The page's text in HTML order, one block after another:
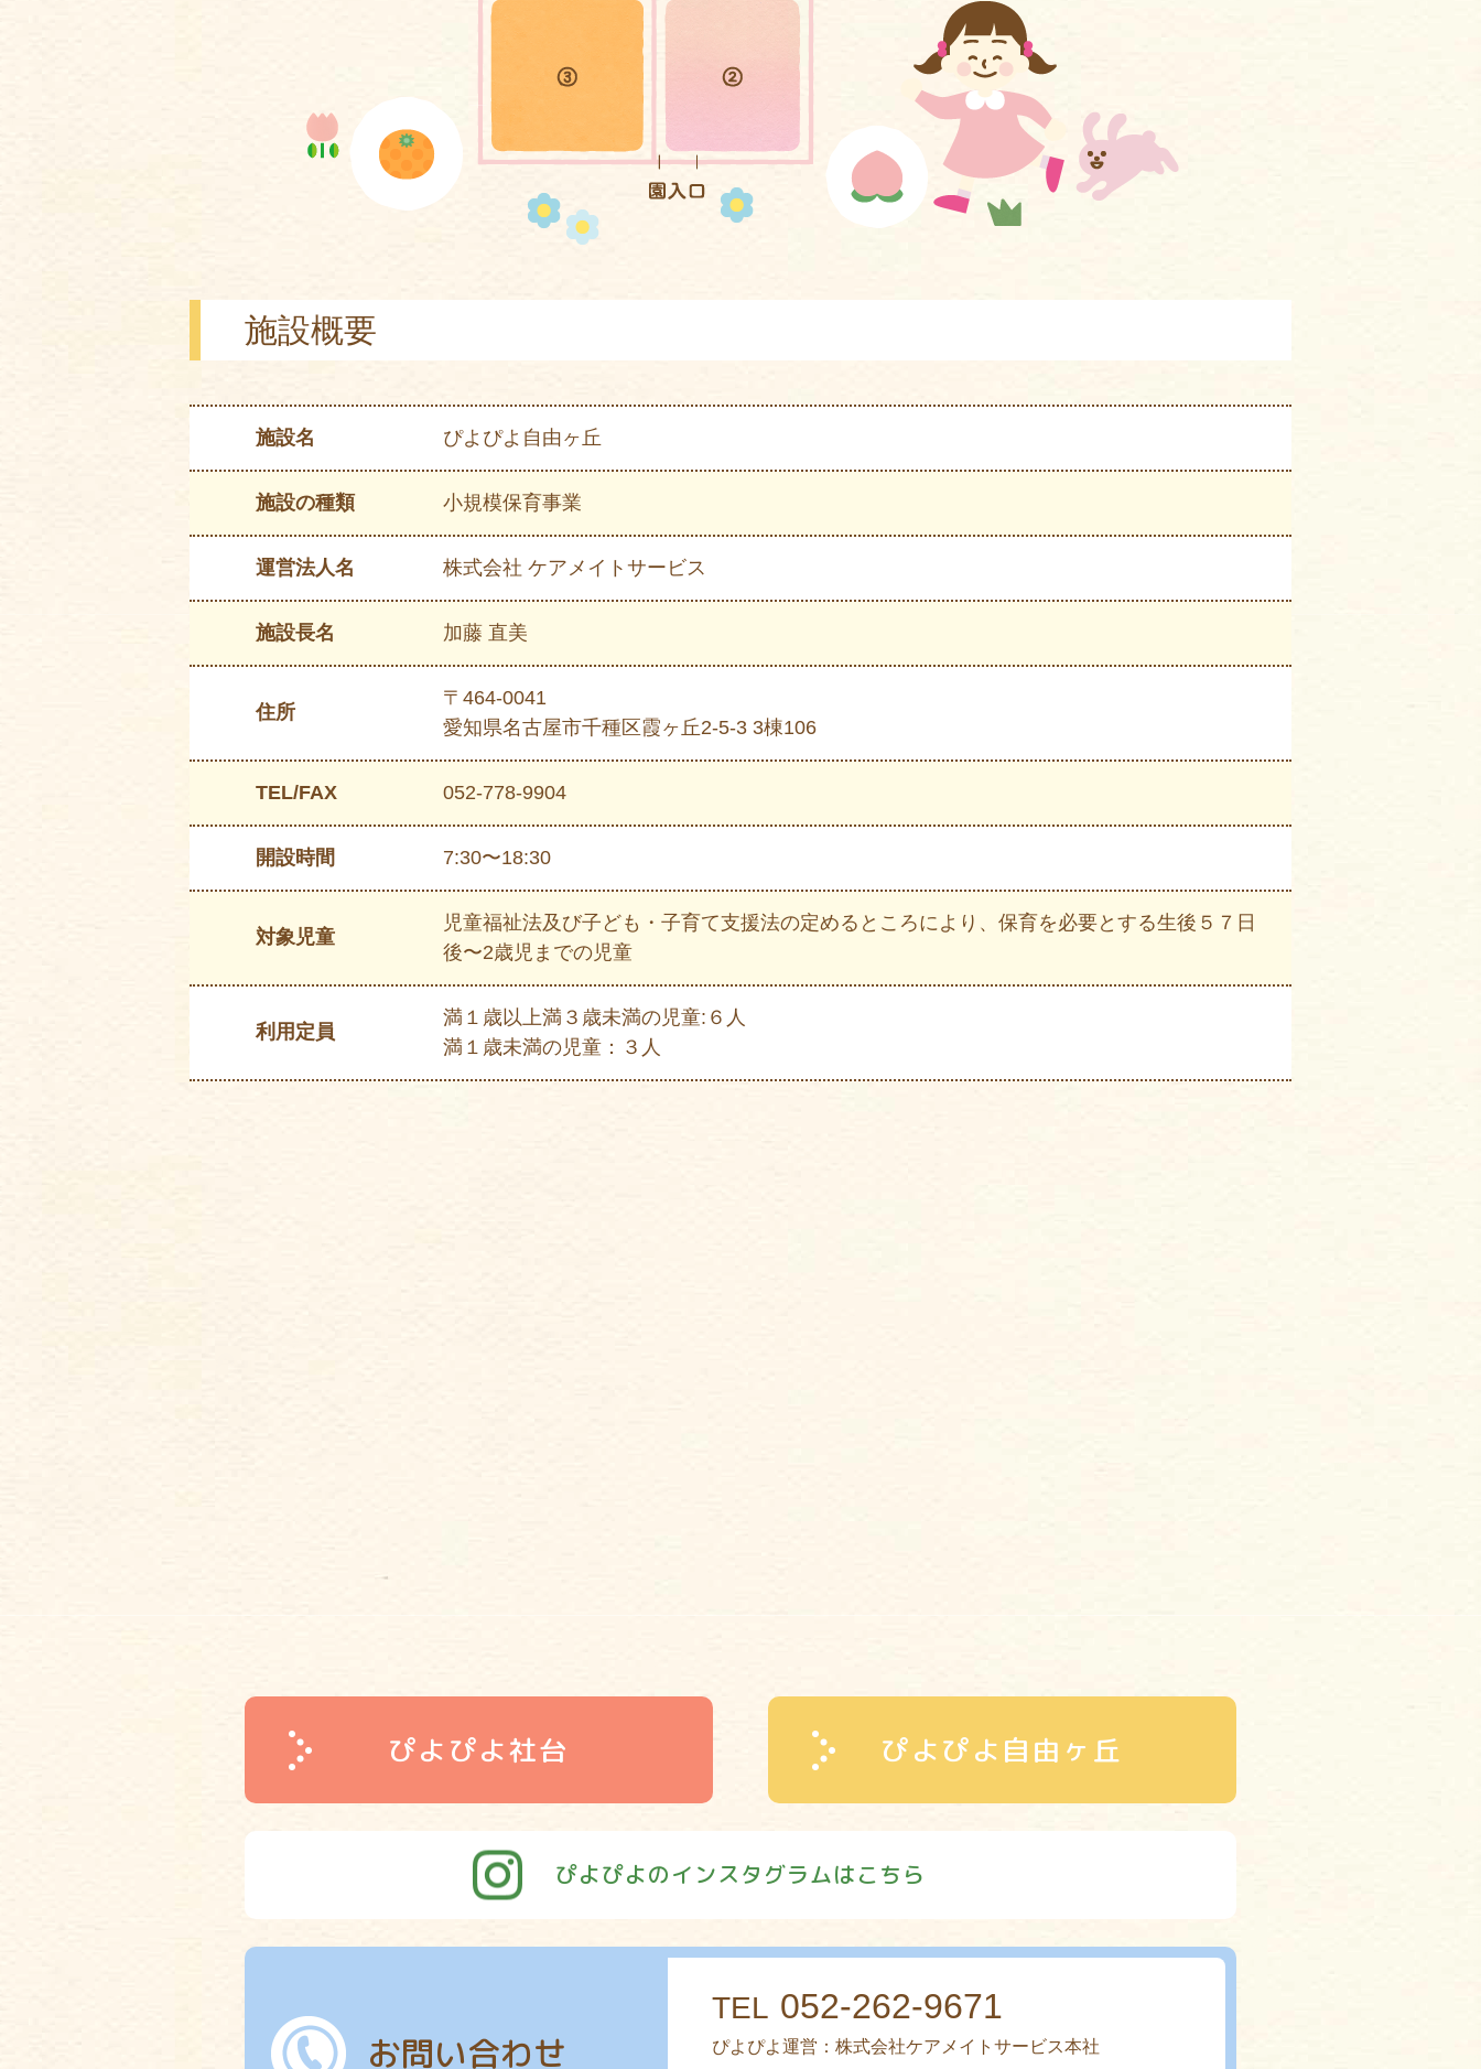
施設概要
施設名 ぴよぴよ自由ヶ丘
施設の種類 ⼩規模保育事業
運営法⼈名 株式会社 ケアメイトサービス
施設⻑名 加藤 直美
住所
〒464-0041
愛知県名古屋市千種区霞ヶ丘2-5-3 3棟106
TEL/FAX 052-778-9904
開設時間 7:30〜18:30
対象児童
児童福祉法及び⼦ども・⼦育て⽀援法の定めるところにより、保育を必要とする⽣後５７⽇
後〜2歳児までの児童
利⽤定員
満１歳以上満３歳未満の児童:６人
満１歳未満の児童：３⼈
ぴよぴよ社台 ぴよぴよ自由ヶ丘
ぴよぴよのインスタグラムはこちら
お問い合わせ
TEL 052-262-9671
ぴよぴよ運営：株式会社ケアメイトサービス本社